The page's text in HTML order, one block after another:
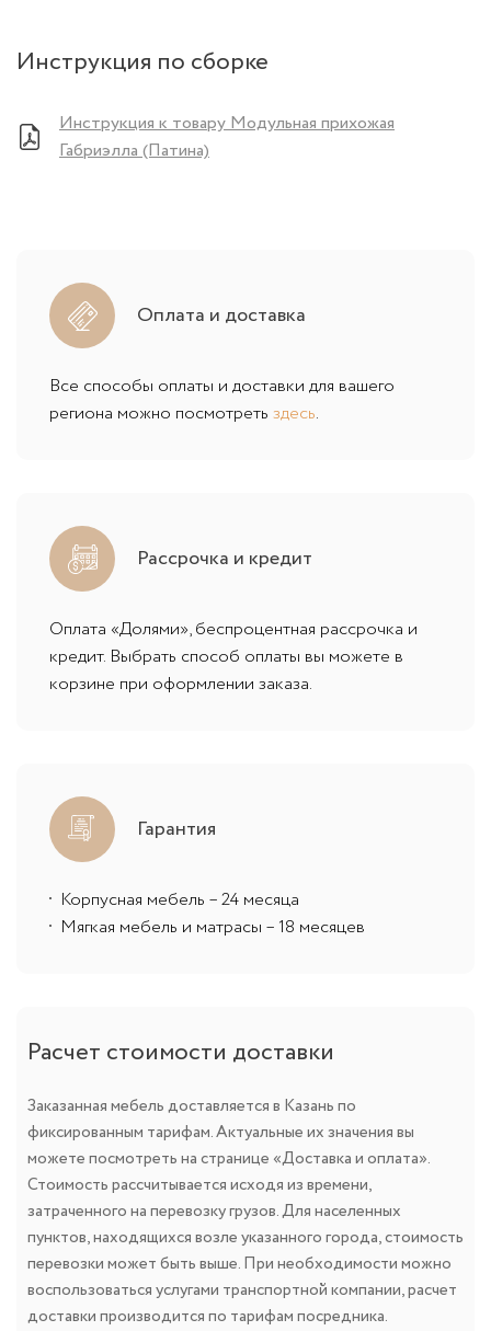
Инструкция по сборке
Инструкция к товару Модульная прихожая
Габриэлла (Патина)
Оплата и доставка
Все способы оплаты и доставки для вашего
региона можно посмотреть здесь.
Рассрочка и кредит
Оплата «Долями», беспроцентная рассрочка и
кредит. Выбрать способ оплаты вы можете в
корзине при оформлении заказа.
Гарантия
Корпусная мебель – 24 месяца
Мягкая мебель и матрасы – 18 месяцев
Расчет стоимости доставки
Заказанная мебель доставляется в Казань по
фиксированным тарифам. Актуальные их значения вы
можете посмотреть на странице «Доставка и оплата».
Стоимость рассчитывается исходя из времени,
затраченного на перевозку грузов. Для населенных
пунктов, находящихся возле указанного города, стоимость
перевозки может быть выше. При необходимости можно
воспользоваться услугами транспортной компании, расчет
доставки производится по тарифам посредника.